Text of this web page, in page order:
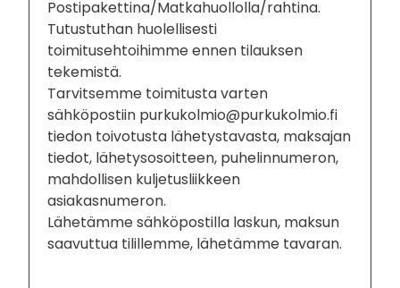
Postipakettina/Matkahuollolla/rahtina.
Tutustuthan huolellisesti
toimitusehtoihimme ennen tilauksen
tekemistä.
Tarvitsemme toimitusta varten
sähköpostiin purkukolmio@purkukolmio.fi
tiedon toivotusta lähetystavasta, maksajan
tiedot, lähetysosoitteen, puhelinnumeron,
mahdollisen kuljetusliikkeen
asiakasnumeron.
Lähetämme sähköpostilla laskun, maksun
saavuttua tilillemme, lähetämme tavaran.